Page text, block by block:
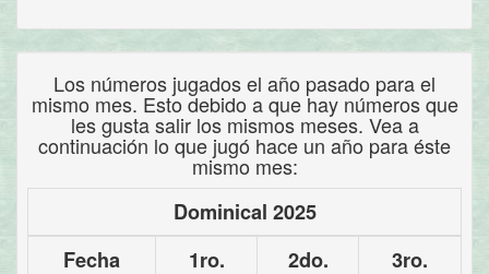
Los números jugados el año pasado para el
mismo mes. Esto debido a que hay números que
les gusta salir los mismos meses. Vea a
continuación lo que jugó hace un año para éste
mismo mes:
Dominical 2025
Fecha
1ro. 2do. 3ro.